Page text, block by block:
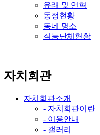
유래 및 연혁
동정현황
동네 명소
직능단체현황
자치회관
자치회관소개
- 자치회관이란
- 이용안내
- 갤러리